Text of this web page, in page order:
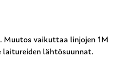
Muutos vaikuttaa linjojen 1M
lähtösuunnat.